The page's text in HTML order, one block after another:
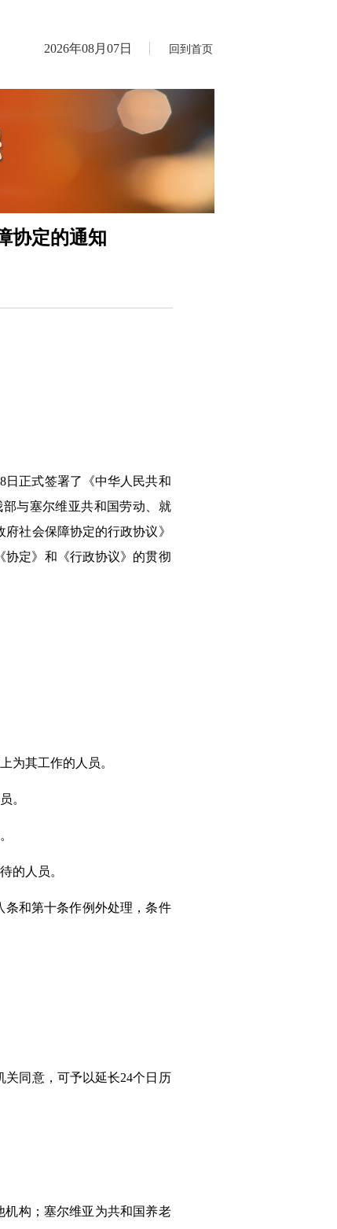
2026年08月07日 回到首页
协定的通知
日正式签署了《中华人民共和
部与塞尔维亚共和国劳动、就
府社会保障协定的行政协议》
协定》和《行政协议》的贯彻
为其工作的人员。
。
的人员。
条和第十条作例外处理，条件
关同意，可予以延长24个 日历
构； 塞尔维亚 为共和国养老